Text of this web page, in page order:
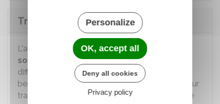
Transmission de l'EURL
L'associé unique peut transmettre ses parts
sociales
héritiersou à untiers
difficultés. Étant seul associé à bord, il n'a pas
besoin d'obtenir l'agrément d'autres associés pour
transmettre ses titres. Si l'associé cède la totalité
Personalize
OK, accept all
Deny all cookies
Privacy policy